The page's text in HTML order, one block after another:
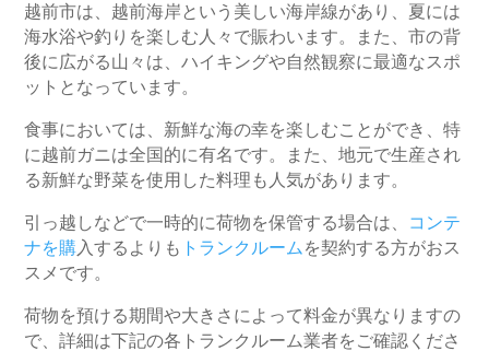
越前市は、越前海岸という美しい海岸線があり、夏には
海水浴や釣りを楽しむ人々で賑わいます。また、市の背
後に広がる山々は、ハイキングや自然観察に最適なスポ
ットとなっています。
食事においては、新鮮な海の幸を楽しむことができ、特
に越前ガニは全国的に有名です。また、地元で生産され
る新鮮な野菜を使用した料理も人気があります。
引っ越しなどで一時的に荷物を保管する場合は、 コンテ
ナを購入するよりも トランクルーム を契約する方がおス
スメです。
荷物を預ける期間や大きさによって料金が異なりますの
で、詳細は下記の各トランクルーム業者をご確認くださ